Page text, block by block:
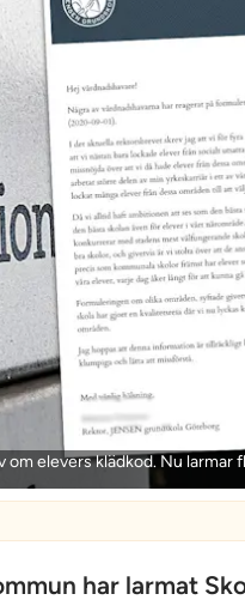
elevers klädkod. Nu larmar
har larmat